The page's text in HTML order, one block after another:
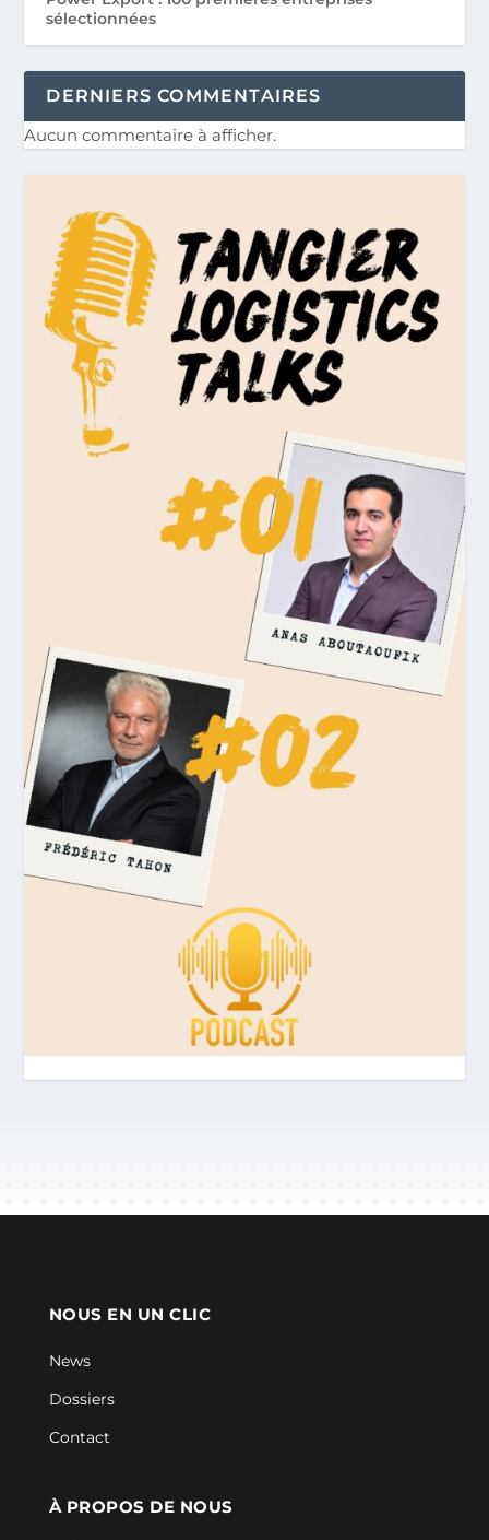
sélectionnées
DERNIERS COMMENTAIRES
Aucun commentaire à afficher.
NOUS EN UN CLIC
News
Dossiers
Contact
À PROPOS DE NOUS